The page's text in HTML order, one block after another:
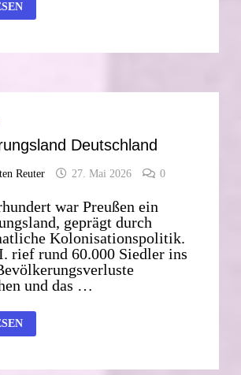
Deutschland
Reuter 27. Mai 2026 0
war Preußen ein
geprägt durch
Kolonisationspolitik.
rief rund 60.000 Siedler ins
und das …